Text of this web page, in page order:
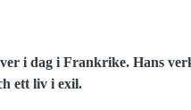
i dag i Frankrike. Hans
ett liv i exil.